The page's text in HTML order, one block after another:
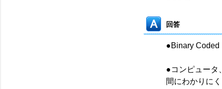
回答
●Binary Coded
●コンピュータ
間にわかりに